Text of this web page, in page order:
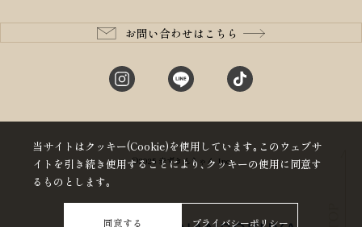
StitchandSew ステッチアンドソー
キャメル
ブルー・ネイビー
長寿・還暦祝い
お問い合わせはこちら
©2025 赤ずきんちゃん Inc
当サイトはクッキー(Cookie)を使用しています｡このウェブサ
イトを引き続き使用することにより､クッキーの使用に同意す
るものとします｡
同意する プライバシーポリシー